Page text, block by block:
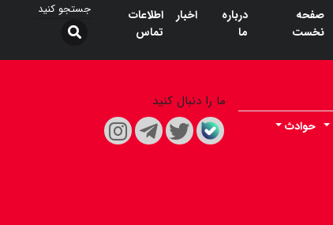
صفحه
نخست
درباره
ما
اخبار
اطلاعات
تماس
حوادث
ما را دنبال کنید